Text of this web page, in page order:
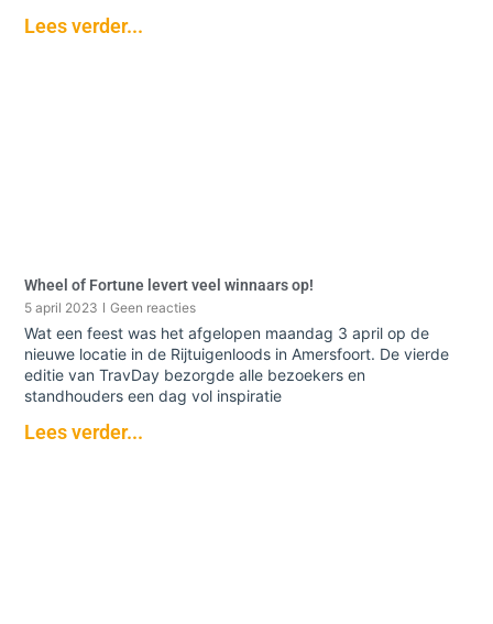
Lees verder...
Wheel of Fortune levert veel winnaars op!
5 april 2023 Geen reacties
Wat een feest was het afgelopen maandag 3 april op de
nieuwe locatie in de Rijtuigenloods in Amersfoort. De vierde
editie van TravDay bezorgde alle bezoekers en
standhouders een dag vol inspiratie
Lees verder...